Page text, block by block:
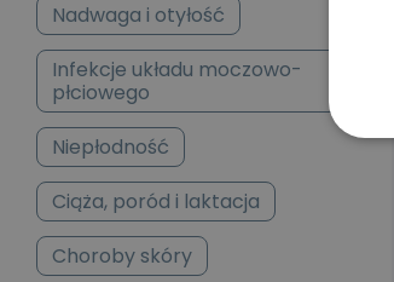
Nadwaga i otyłość
Infekcje układu moczowo-
płciowego
Niepłodność
Ciąża, poród i laktacja
Choroby skóry